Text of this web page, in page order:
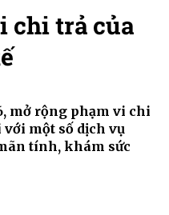
chi trả của
mở rộng phạm vi chi
với một số dịch vụ
tính, khám sức